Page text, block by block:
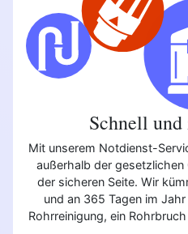
Schnell
Mit unserem Notdienst-
außerhalb der
der sicheren Seite. Wir
und an 365 Tagen im
Rohrreinigung, ein